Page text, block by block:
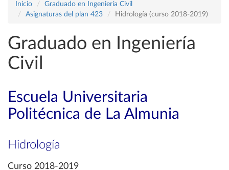
Inicio
Graduado en Ingeniería Civil
Asignaturas del plan 423
Hidrología (curso 2018-2019)
Graduado en Ingeniería
Civil
Escuela Universitaria
Politécnica de La Almunia
Hidrología
Curso 2018-2019